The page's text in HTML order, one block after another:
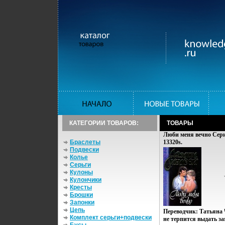
КАТЕГОРИИ ТОВАРОВ:
Браслеты
Подвески
Колье
Серьги
Кулоны
Кулончики
Кресты
Брошки
Запонки
Цепь
Комплект серьги+подвески
ТОВАРЫ
Люби меня вечно
13320s.
Переводчик: Татьяна
не терпится выдать